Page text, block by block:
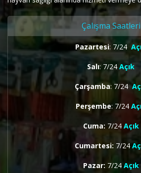
Çalışma Saatleri
Pazartesi: 7/24
Salı: 7/24Açık
Çarşamba: 7/24
Perşembe: 7/24
Cuma: 7/24 Açık
Cumartesi: 7/24
Pazar: 7/24 Açık